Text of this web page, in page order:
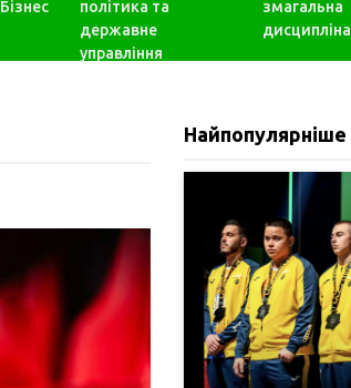
Бізнес
політика та
державне
управління
змагальна
дисципліна
Найпопулярніше